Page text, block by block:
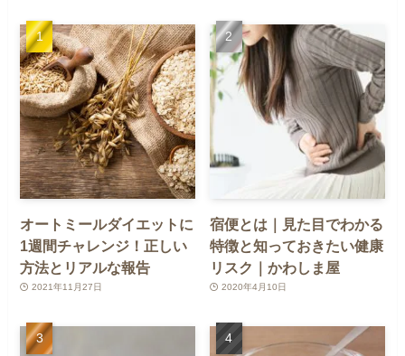
オートミールダイエットに
1週間チャレンジ！正しい
方法とリアルな報告
2021年11月27日
宿便とは｜見た目でわかる
特徴と知っておきたい健康
リスク｜かわしま屋
2020年4月10日